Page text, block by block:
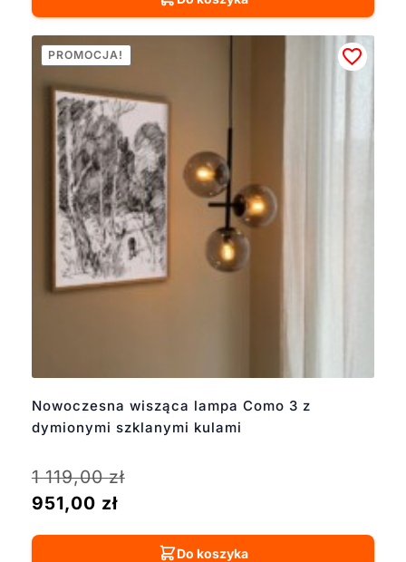
Nowoczesna wisząca lampa Como 3 z
dymionymi szklanymi kulami
PROMOCJA!
1 119,00zł
951,00 zł
Do koszyka